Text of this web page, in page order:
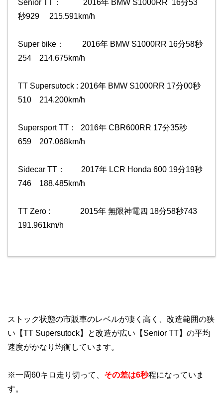
Senior TT： 2016年 BMW S1000RR 16分53
秒929 215.591km/h
Super bike： 2016年 BMW S1000RR 16分58秒
254 214.675km/h
TT Supersutock : 2016年 BMW S1000RR 17分00秒
510 214.200km/h
Supersport TT： 2016年 CBR600RR 17分35秒
659 207.068km/h
Sidecar TT： 2017年 LCR Honda 600 19分19秒
746 188.485km/h
TT Zero : 2015年 無限神電四 18分58秒743
191.961km/h
ストック状態の市販車のレベルが凄く高く、改造範囲の狭
い【TT Supersutock】と改造が広い【Senior TT】の平均
速度がかなり均衡しています。
※一周60キロ走り切って、 その差は6秒程になっていま
す。